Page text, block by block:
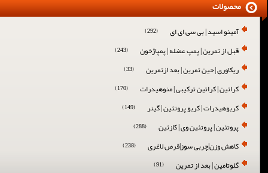
آمینو اسید | بی سی ای ای (292)
قبل از تمرین | پمپ عضله | پمپاژخون (243)
ریکاوری | حین تمرین | بعد ازتمرین (33)
کراتین | کراتین ترکیبی | منوهیدرات (170)
کربوهیدرات | کربو پروتئین | گینر (149)
پروتئین | پروتئین وی | کازئین (288)
کاهش وزن|چربی سوز|قرص لاغری (238)
گلوتامین | بعد از تمرین (91)
محصولات